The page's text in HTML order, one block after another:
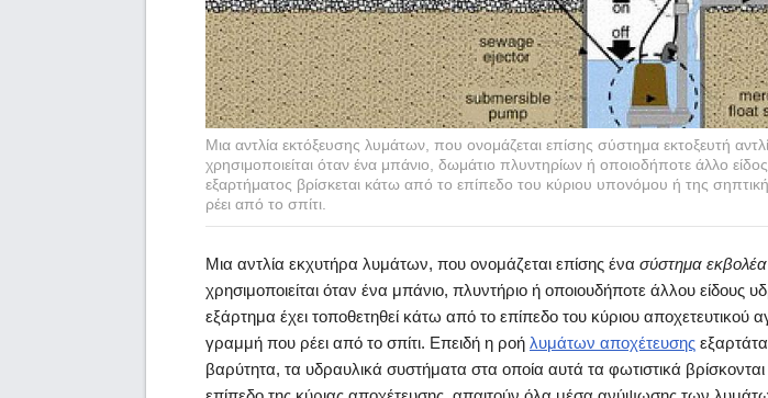
Μια αντλία εκτόξευσης λυμάτων, που ονομάζεται επίσης σύστημα εκτοξευτή
χρησιμοποιείται όταν ένα μπάνιο, δωμάτιο πλυντηρίων ή οποιοδήποτε άλλο
εξαρτήματος βρίσκεται κάτω από το επίπεδο του κύριου υπονόμου ή της
ρέει από το σπίτι.
Μια αντλία εκχυτήρα λυμάτων, που ονομάζεται επίσης ένα σύστημα εκβολέα
χρησιμοποιείται όταν ένα μπάνιο, πλυντήριο ή οποιουδήποτε άλλου είδους
εξάρτημα έχει τοποθετηθεί κάτω από το επίπεδο του κύριου αποχετευτικού
γραμμή που ρέει από το σπίτι. Επειδή η ροή λυμάτων αποχέτευσης
βαρύτητα, τα υδραυλικά συστήματα στα οποία αυτά τα φωτιστικά